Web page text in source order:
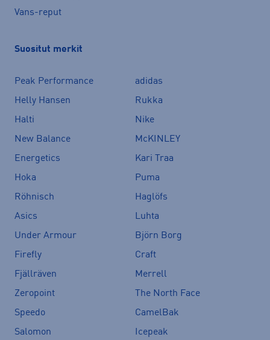
Vans-reput
Suositut merkit
Peak Performance
adidas
Helly Hansen
Rukka
Halti
Nike
New Balance
McKINLEY
Energetics
Kari Traa
Hoka
Puma
Röhnisch
Haglöfs
Asics
Luhta
Under Armour
Björn Borg
Firefly
Craft
Fjällräven
Merrell
Zeropoint
The North Face
Speedo
CamelBak
Salomon
Icepeak